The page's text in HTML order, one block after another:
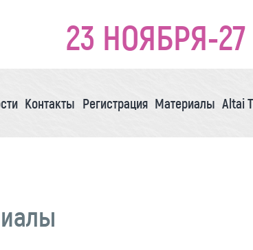
23 НОЯБРЯ-
Контакты Регистрация Материалы Altai